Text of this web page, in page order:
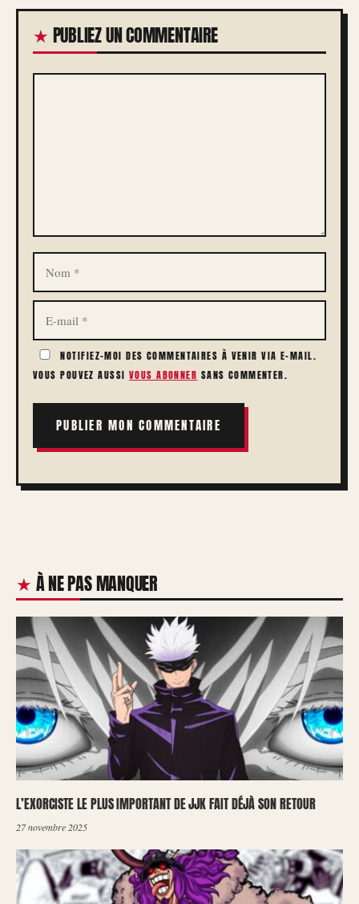
PUBLIEZ UN COMMENTAIRE
COMMENTAIRE
NOM
E-
MAIL
NOTIFIEZ-MOI DES COMMENTAIRES À VENIR VIA E-MAIL.
VOUS POUVEZ AUSSI VOUS ABONNER SANS COMMENTER.
À NE PAS MANQUER
L’EXORCISTE LE PLUS IMPORTANT DE JJK FAIT DÉJÀ SON RETOUR
27 novembre 2025